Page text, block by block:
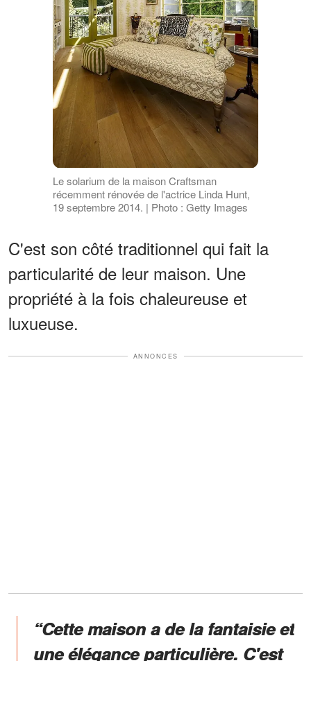
Le solarium de la maison Craftsman
récemment rénovée de l'actrice Linda Hunt,
19 septembre 2014. | Photo : Getty Images
C'est son côté traditionnel qui fait la
particularité de leur maison. Une
propriété à la fois chaleureuse et
luxueuse.
ANNONCES
“Cette maison a de la fantaisie et
une élégance particulière. C'est